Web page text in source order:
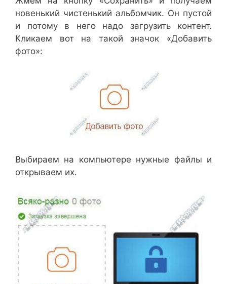
новенький чистенький альбомчик. Он пустой
и потому в него надо загрузить контент.
Кликаем вот на такой значок «Добавить
фото»:
Выбираем на компьютере нужные файлы и
открываем их.